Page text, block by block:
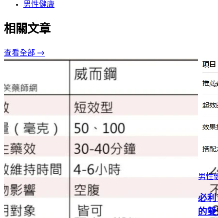
男性健康
相關文章
查看全部 →
男性健康
必利吉雙效錠真實使用心得：解決勃起障礙與早洩
的雙效藥物評測